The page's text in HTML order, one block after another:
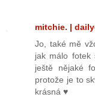
mitchie. |
Jo, také mě
jak málo fotek
ještě nějaké
protože je to
krásná ♥